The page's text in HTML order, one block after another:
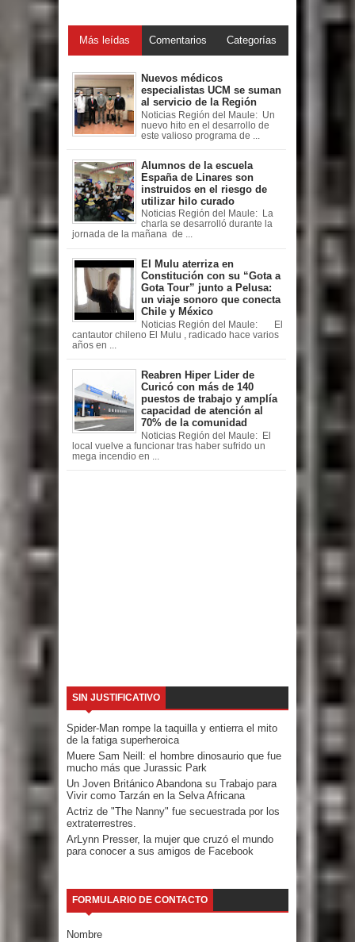
Más leídas Comentarios Categorías
Nuevos médicos
especialistas UCM se suman
al servicio de la Región
Noticias Región del Maule: Un
nuevo hito en el desarrollo de
este valioso programa de ...
Alumnos de la escuela
España de Linares son
instruidos en el riesgo de
utilizar hilo curado
Noticias Región del Maule: La
charla se desarrolló durante la
jornada de la mañana de ...
El Mulu aterriza en
Constitución con su “Gota a
Gota Tour” junto a Pelusa:
un viaje sonoro que conecta
Chile y México
Noticias Región del Maule: El
cantautor chileno El Mulu , radicado hace varios
años en ...
Reabren Hiper Lider de
Curicó con más de 140
puestos de trabajo y amplía
capacidad de atención al
70% de la comunidad
Noticias Región del Maule: El
local vuelve a funcionar tras haber sufrido un
mega incendio en ...
SIN JUSTIFICATIVO
Spider-Man rompe la taquilla y entierra el mito
de la fatiga superheroica
Muere Sam Neill: el hombre dinosaurio que fue
mucho más que Jurassic Park
Un Joven Británico Abandona su Trabajo para
Vivir como Tarzán en la Selva Africana
Actriz de "The Nanny" fue secuestrada por los
extraterrestres.
ArLynn Presser, la mujer que cruzó el mundo
para conocer a sus amigos de Facebook
FORMULARIO DE CONTACTO
Nombre